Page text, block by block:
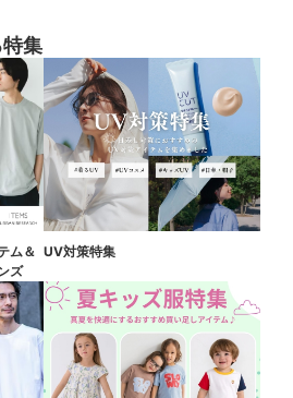
集
ム＆
ズ
UV対策特集